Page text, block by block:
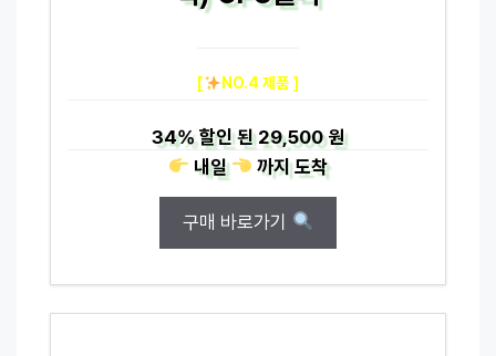
[ NO.4 제품 ]
34%할인 된29,500 원
내일
까지도착
구매 바로가기